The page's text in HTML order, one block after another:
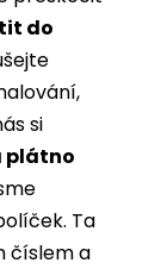
do
si
plátno
Ta
číslem a